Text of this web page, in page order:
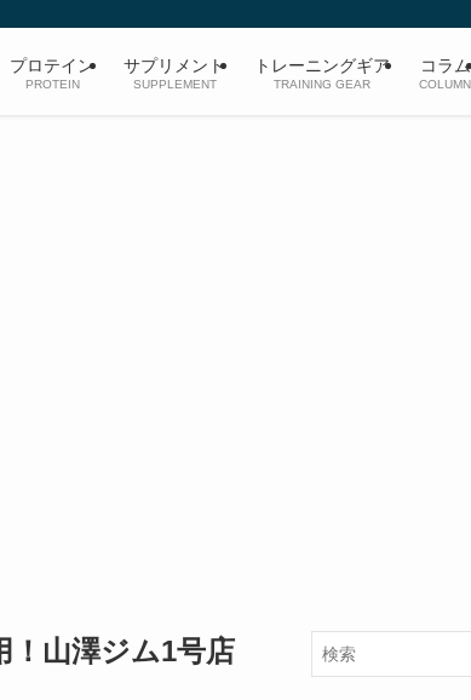
プロテイン
PROTEIN
サプリメント
SUPPLEMENT
トレーニングギア
TRAINING GEAR
コラム
COLUMN
！山澤ジム1号店